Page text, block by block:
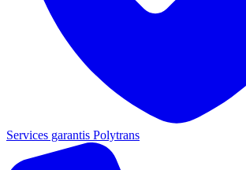
Services garantis Polytrans